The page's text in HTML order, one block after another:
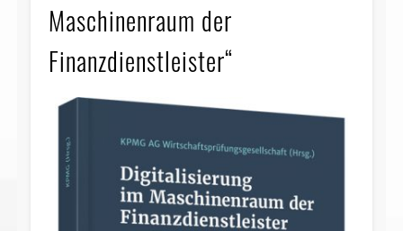
Maschinenraum der
Finanzdienstleister“